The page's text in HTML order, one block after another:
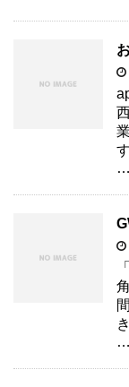
…
…